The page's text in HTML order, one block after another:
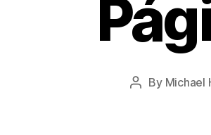
Post
By Michael